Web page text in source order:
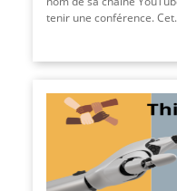
tenir une conférence. Cet